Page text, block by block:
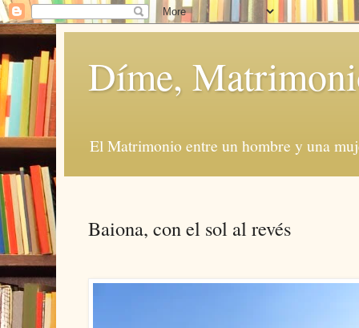
Díme,
El Matrimonio entre un hombre y una
Baiona, con el sol al revés